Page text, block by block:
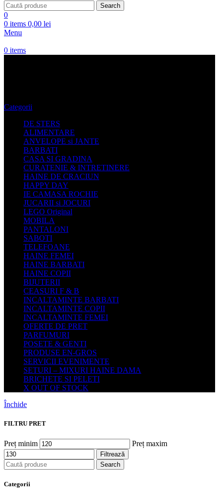
Search
0
0 items 0,00 lei
Menu
0 items
Categorii
DE STERS
ALIMENTARE
ANVELOPE si JANTE
BARBATI
CASA SI GRADINA
CURATENIE & INTRETINERE
HAINE DE CRACIUN
HAPPY DAY
IE CAMASA ROCHIE
JUCARII si JOCURI
LEGO Original
MOBILA
PANTALONI
SABOTI
TELEFOANE
HAINE FEMEI
HAINE BARBATI
HAINE COPII
BIJUTERII
CEASURI F & B
INCALTAMINTE BARBATI
INCALTAMINTE COPII
INCALTAMINTE FEMEI
OFERTE DE PRET
PARFUMURI
POSETE & GENTI
PRODUSE EN-GROS
SERVICII EVENIMENTE
SETURI – MIXURI HAINE DAMA
BRICHETE SI PELETI
X OUT OF STOCK
Închide
FILTRU PRET
Preț minim Preț maxim
Filtrează
Search
Categorii